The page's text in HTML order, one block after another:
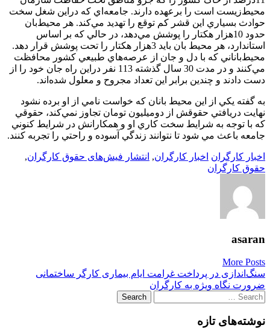
محيط‌زيست است را برعهده دارند. جامعه‌اي که دراين شغل سخت
حوادث بسياري اين قشر کم توقع را تهديد مي‌کند. هر محيط‌بان
حدود 10‌هزار هکتار را پوشش مي‌دهد، در حالي که بر اساس
استاندارد، هر محيط بان بايد 3‌هزار هکتار را تحت پوشش قرار دهد.
محيط‌باناني که با دل و جان از عرصه‌هاي طبيعي کشور محافظت
مي‌کنند و در مدت 30 سال گذشته 113 نفر دراين راه جان خود را از
دست دادند و چندين برابر اين تعداد مجروح و معلول شده‌اند.
به گفته يکي از اين محيط بانان که خواست نامي از او برده نشود
نهايت دريافتي حقوقش از دو‌ميليون تومان تجاوز نمي‌کند، حقوقي
که با توجه به شرايط سخت کاري او و همکارانش در شرايط کنوني
جامعه باعث مي شود تا نتوانند زندگي آسوده و راحتي را تجربه کنند.
اخبار کارگران اخبار کارگران, انتشار فیش‌‌های حقوق کارگران,
حقوق کارگران
asaran
More Posts
Post
navigation
سنگ‌اندازی در پرداخت غرامت ایام بیماری کارگر ساختمانی
ضرورت نگاه ویژه به کارگران
Search
for:
نوشته‌های تازه